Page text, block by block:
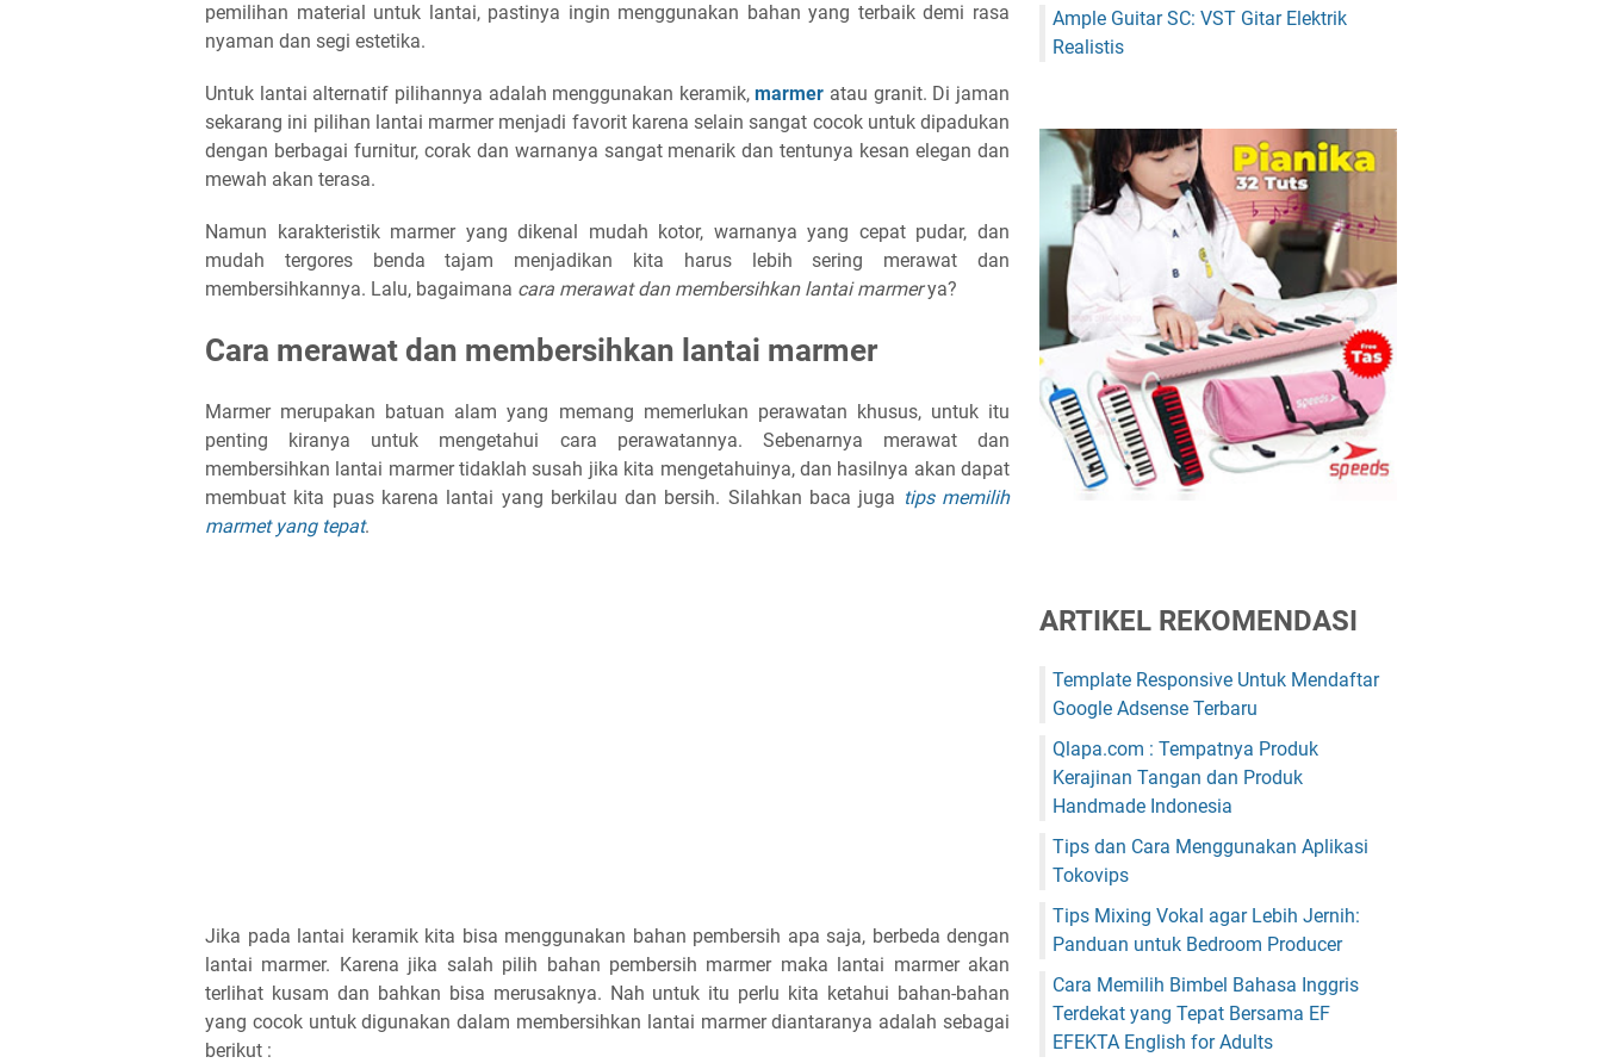
pemilihan material untuk lantai, pastinya ingin menggunakan bahan yang terbaik demi rasa
nyaman dan segi estetika.
Untuk lantai alternatif pilihannya adalah menggunakan keramik,marmer atau granit. Di jaman
sekarang ini pilihan lantai marmer menjadi favorit karena selain sangat cocok untuk dipadukan
dengan berbagai furnitur, corak dan warnanya sangat menarik dan tentunya kesan elegan dan
mewah akan terasa.
Namun karakteristik marmer yang dikenal mudah kotor, warnanya yang cepat pudar, dan
mudah tergores benda tajam menjadikan kita harus lebih sering merawat dan
membersihkannya. Lalu, bagaimana cara merawat dan membersihkan lantai marmerya?
Cara merawat dan membersihkan lantai marmer
Marmer merupakan batuan alam yang memang memerlukan perawatan khusus, untuk itu
penting kiranya untuk mengetahui cara perawatannya. Sebenarnya merawat dan
membersihkan lantai marmer tidaklah susah jika kita mengetahuinya, dan hasilnya akan dapat
membuat kita puas karena lantai yang berkilau dan bersih. Silahkan baca juga tips memilih
marmet yang tepat.
Jika pada lantai keramik kita bisa menggunakan bahan pembersih apa saja, berbeda dengan
lantai marmer. Karena jika salah pilih bahan pembersih marmer maka lantai marmer akan
terlihat kusam dan bahkan bisa merusaknya. Nah untuk itu perlu kita ketahui bahan-bahan
yang cocok untuk digunakan dalam membersihkan lantai marmer diantaranya adalah sebagai
berikut :
Ample Guitar SC: VST Gitar Elektrik
Realistis
ARTIKEL REKOMENDASI
Template Responsive Untuk Mendaftar
Google Adsense Terbaru
Qlapa.com : Tempatnya Produk
Kerajinan Tangan dan Produk
Handmade Indonesia
Tips dan Cara Menggunakan Aplikasi
Tokovips
Tips Mixing Vokal agar Lebih Jernih:
Panduan untuk Bedroom Producer
Cara Memilih Bimbel Bahasa Inggris
Terdekat yang Tepat Bersama EF
EFEKTA English for Adults